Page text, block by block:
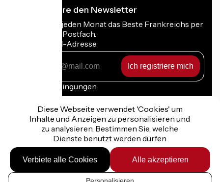
Ich abonniere den Newsletter
Erhalten Sie jeden Monat das Beste Frankreichs per
Rad in Ihrem Postfach.
Meine E-Mail-Adresse
Anmeldebedingungen
Gefördert im Rahmen von Destination France
Diese Webseite verwendet 'Cookies' um
Inhalte und Anzeigen zu personalisieren und
zu analysieren. Bestimmen Sie, welche
Dienste benutzt werden dürfen
Alle akzeptieren
Verbiete alle Cookies